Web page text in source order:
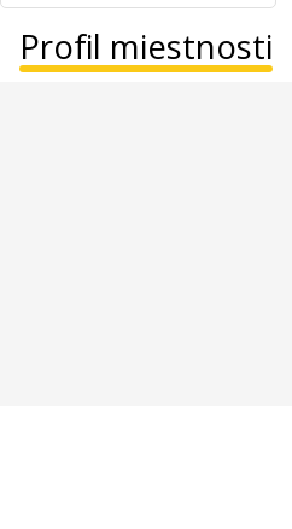
Profil miestnosti